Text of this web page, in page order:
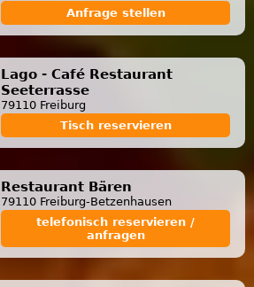
Anfrage stellen
Lago - Café Restaurant
Seeterrasse
79110 Freiburg
Tisch reservieren
Restaurant Bären
79110 Freiburg-Betzenhausen
telefonisch reservieren /
anfragen